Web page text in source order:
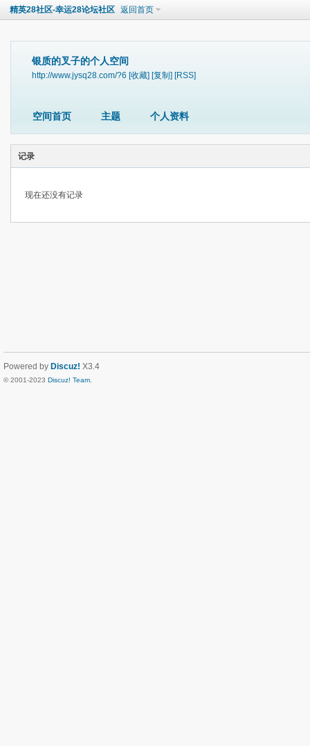
精英28社区-幸运28论坛社区 返回首页
银质的叉子的个人空间
http://www.jysq28.com/?6 [收藏] [复制] [RSS]
空间首页 主题 个人资料
记录
现在还没有记录
Powered by Discuz! X3.4
© 2001-2023 Discuz! Team